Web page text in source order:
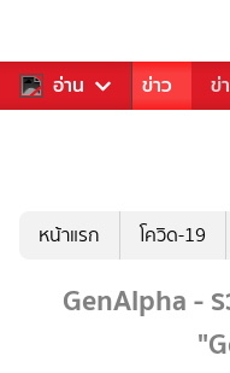
อ่าน
คุณ กีฬา ข่าว ข่
หน้าแรก โควิด-19
GenAlpha -